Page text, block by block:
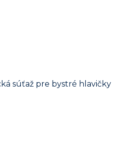
súťaž pre bystré hlavičky